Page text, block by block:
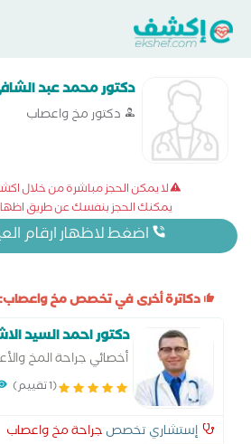
دكتور محمد عبد
دكتور مخ واعصاب
لا يمكن الحجز مباشرة من خلال
يمكنك الحجز بنفسك عن طريق اظهار
اضغط لاظهار ارقام
دكاترة أخرى في تخصص مخ واعصاب:
دكتور احمد السيد
أخصائي جراحة المخ
بالقوات المسلحه
(1 تقييم)
إستشاري تخصص جراحة مخ واعصاب